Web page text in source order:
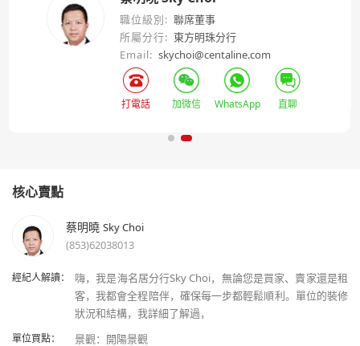
職位級別: 聯席董事
所屬分行: 東方明珠分行
Email: skychoi@centaline.com
打電話 加微信 WhatsApp 直聊
核心賣點
蔡明曉 Sky Choi
(853)62038013
經紀人解讀：
嗨，我是海名居分行Sky Choi，無論您是買家、賣家還是租
客，我都會全程陪伴，確保每一步都輕鬆順利。單位的裝修
單位買點：